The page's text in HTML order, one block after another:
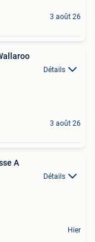
3 août 26
Détails
3 août 26
A
Détails
Hier